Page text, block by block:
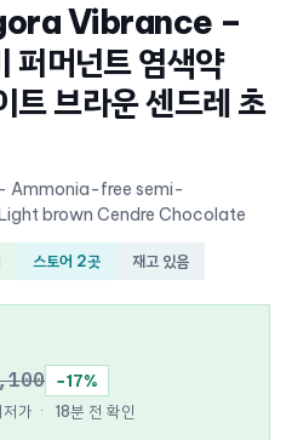
Vibrance –
퍼머넌트 염색약
브라운 센드레 초
Ammonia-free semi-
brown Cendre Chocolate
스토어 2곳 재고 있음
−17%
가 · 18분 전 확인